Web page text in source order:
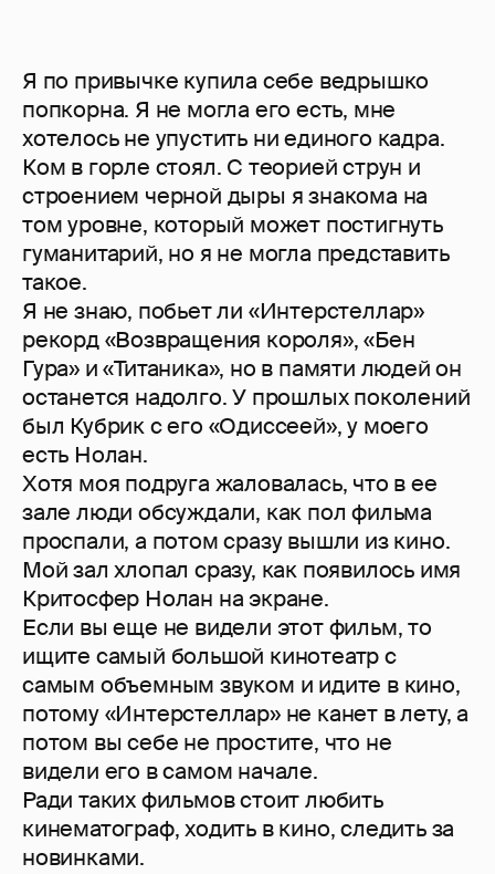
Я по привычке купила себе ведрышко
попкорна. Я не могла его есть, мне
хотелось не упустить ни единого кадра.
Ком в горле стоял. С теорией струн и
строением черной дыры я знакома на
том уровне, который может постигнуть
гуманитарий, но я не могла представить
такое.
Я не знаю, побьет ли «Интерстеллар»
рекорд «Возвращения короля», «Бен
Гура» и «Титаника», но в памяти людей он
останется надолго. У прошлых поколений
был Кубрик с его «Одиссеей», у моего
есть Нолан.
Хотя моя подруга жаловалась, что в ее
зале люди обсуждали, как пол фильма
проспали, а потом сразу вышли из кино.
Мой зал хлопал сразу, как появилось имя
Критосфер Нолан на экране.
Если вы еще не видели этот фильм, то
ищите самый большой кинотеатр с
самым объемным звуком и идите в кино,
потому «Интерстеллар» не канет в лету, а
потом вы себе не простите, что не
видели его в самом начале.
Ради таких фильмов стоит любить
кинематограф, ходить в кино, следить за
новинками.